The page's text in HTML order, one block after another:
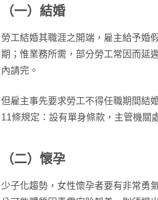
（一）結婚
勞工結婚其職涯之開端，雇主給予婚
期；惟業務所需，部分勞工常因而延
內請完。
但雇主事先要求勞工不得任職期間結
11條規定：設有單身條款，主管機關
（二）懷孕
少子化趨勢，女性懷孕者要有非常勇